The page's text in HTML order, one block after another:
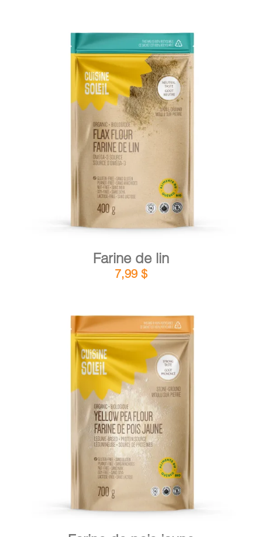
AJOUTER AU PANIER /
Farine de lin
7,99 $
AJOUTER AU PANIER / DÉTAILS